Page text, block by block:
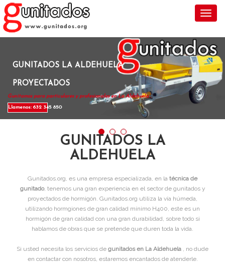
GUNITADOS LA ALDEHUELA
PROYECTADOS
Gunitamos para particulares y profesionales en La Aldehuela .
Llamenos: 632 345 850
GUNITADOS LA
ALDEHUELA
Gunitados.org, es una empresa especializada, en la técnica de
gunitado, tenemos una gran experiencia en el sector de gunitados y
proyectados de hormigón. Gunitados.org utiliza la vía húmeda,
utilizando hormgiones de gran calidad mínimo H400, este es un
hormigón de gran calidad con una gran durabilidad, sobre todo si
hablamos de obras que se pretende que duren toda la vida.
Si usted necesita los servicios de gunitados en La Aldehuela , no dude
en contactar con nosotros, estaremos encantados de atenderle.